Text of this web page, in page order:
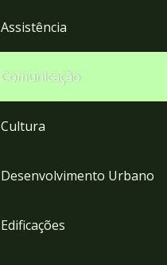
Assistência
Comunicação
Cultura
Desenvolvimento Urbano
Edificações